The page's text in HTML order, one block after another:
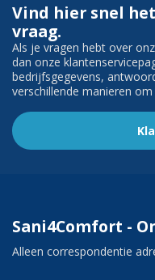
Vind hier snel
vraag.
Als je vragen hebt over
dan onze
bedrijfsgegevens,
verschillende manieren
Sani4Comfort -
Alleen correspondentie